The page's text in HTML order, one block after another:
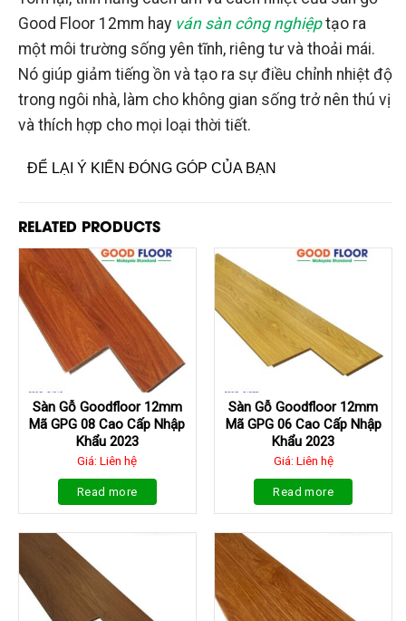
Good Floor 12mm hay ván sàn công nghiệptạo ra
một môi trường sống yên tĩnh, riêng tư và thoải mái.
Nó giúp giảm tiếng ồn và tạo ra sự điều chỉnh nhiệt độ
trong ngôi nhà, làm cho không gian sống trở nên thú vị
và thích hợp cho mọi loại thời tiết.
ĐỂ LẠI Ý KIẾN ĐÓNG GÓP CỦA BẠN
RELATED PRODUCTS
Sàn Gỗ Goodfloor 12mm
Mã GPG 08 Cao Cấp Nhập
Khẩu 2023
Giá: Liên hệ
Read more
Sàn Gỗ Goodfloor 12mm
Mã GPG 06 Cao Cấp Nhập
Khẩu 2023
Giá: Liên hệ
Read more